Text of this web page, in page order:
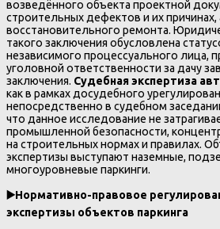
возведённого объекта проектной
строительных дефектов и их
восстановительного ремонта.
такого заключения обусловлена
независимого процессуального лица,
уголовной ответственности за дачу
заключения. Судебная экспертиза
как в рамках досудебного
непосредственно в судебном
что данное исследование не
промышленной безопасности,
на строительных нормах и правилах.
экспертизы выступают наземные,
многоуровневые паркинги.
▶️Нормативно-правовое
экспертизы объектов паркинга